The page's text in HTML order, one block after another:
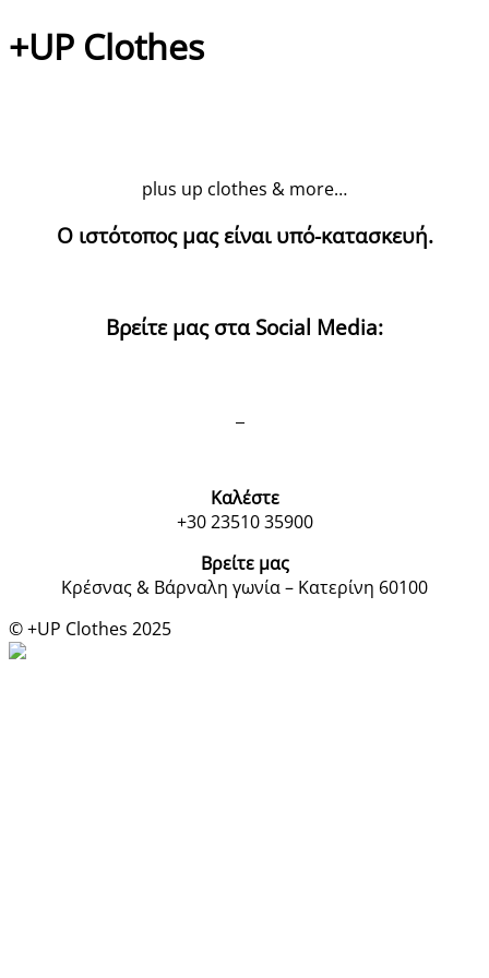
+UP Clothes
plus up clothes & more…
Ο ιστότοπος μας είναι υπό-κατασκευή.
Βρείτε μας στα Social Media:
Καλέστε
+30 23510 35900
Βρείτε μας
Κρέσνας & Βάρναλη γωνία – Κατερίνη 60100
© +UP Clothes 2025